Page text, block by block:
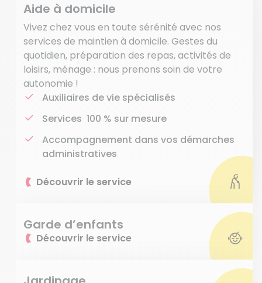
Aide à domicile
Vivez chez vous en toute sérénité avec nos
services de maintien à domicile. Gestes du
quotidien, préparation des repas, activités de
loisirs, ménage : nous prenons soin de votre
autonomie !
Auxiliaires de vie spécialisés
Services 100 % sur mesure
Accompagnement dans vos démarches
administratives
Découvrir le service
Garde d’enfants
Découvrir le service